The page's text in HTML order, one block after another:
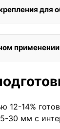
для
применении
12-14%
30 мм с